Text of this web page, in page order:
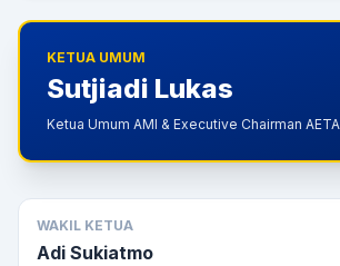
KETUA UMUM
Sutjiadi Lukas
Ketua Umum AMI & Executive Chairman AETA
WAKIL KETUA
Adi Sukiatmo